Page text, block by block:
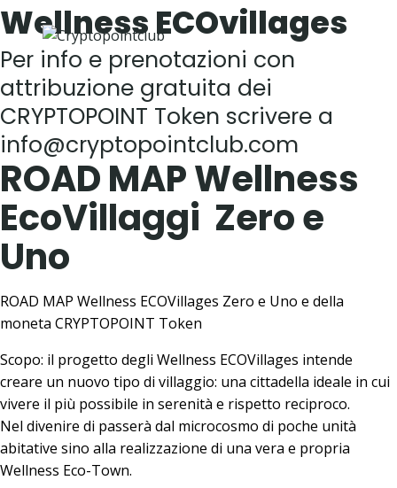
Salta
al
contenuto
Wellness ECOvillages
Per info e prenotazioni con
attribuzione gratuita dei
CRYPTOPOINT Token scrivere a
info@cryptopointclub.com
ROAD MAP Wellness
EcoVillaggi Zero e
Uno
ROAD MAP Wellness ECOVillages Zero e Uno e della
moneta CRYPTOPOINT Token
Scopo: il progetto degli Wellness ECOVillages intende
creare un nuovo tipo di villaggio: una cittadella ideale in cui
vivere il più possibile in serenità e rispetto reciproco.
Nel divenire di passerà dal microcosmo di poche unità
abitative sino alla realizzazione di una vera e propria
Wellness Eco-Town.